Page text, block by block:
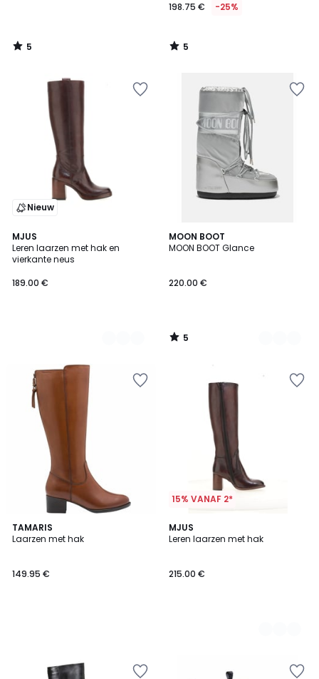
5
/
198.75 € -25%
5
/
Nieuw
MJUS
Leren laarzen met hak en
vierkante neus
189.00 €
2
Kleuren
MOON BOOT
MOON BOOT Glance
220.00 €
5
/
2
Kleuren
5
/
TAMARIS
Laarzen met hak
149.95 €
15% VANAF 2*
MJUS
Leren laarzen met hak
215.00 €
2
Kleuren